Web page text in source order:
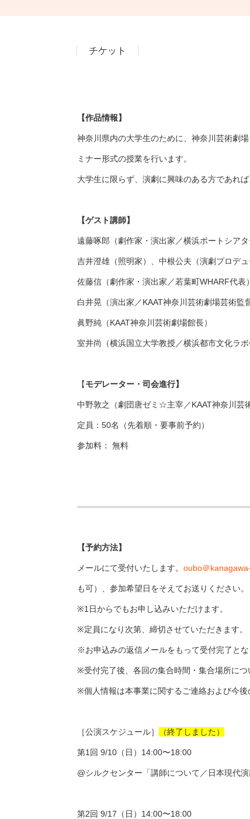
チケット
【作品情報】
神奈川県内の大学生のために、神奈川芸術劇
ミナー形式の授業を行います。
大学生に限らず、演劇に興味のある方であれ
【ゲスト講師】
遠藤啄郎（劇作家・演出家／横浜ボートシアタ
吉井澄雄（照明家）、中根公夫（演劇プロデュ
佐藤信（劇作家・演出家／若葉町WHARF代表）
白井晃（演出家／KAAT神奈川芸術劇場芸術監
眞野純（KAAT神奈川芸術劇場館長）
室井尚（横浜国立大学教授／横浜都市文化ラボ
【モデレーター・司会進行】
中野敦之（劇団唐ゼミ☆主宰／KAAT神奈川芸
定員：50名（先着順・要事前予約）
参加料： 無料
【予約方法】
メールにて受付いたします。 oubo＠
も可）、参加希望日をそえてお送りください。
※1日からでもお申し込みいただけます。
※定員になり次第、締切させていただきます。
※お申込みの返信メールをもって受付完了とな
※受付完了後、各回の集合時間・集合場所につ
※個人情報は本事業に関するご連絡および今後
［公演スケジュール］ （終了しました）
第1回 9/10（日）14:00〜18:00
@シルクセンター「講師について／日本現代
第2回 9/17（日）14:00〜18:00